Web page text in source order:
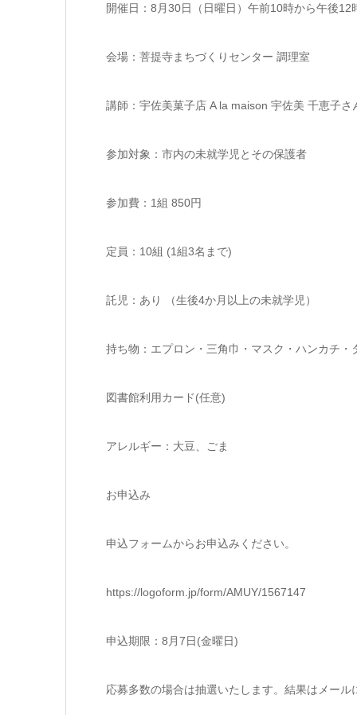
開催日：8月30日（日曜日）午前10時から午後12
会場：菩提寺まちづくりセンター 調理室
講師：宇佐美菓子店 A la maison 宇佐美 千恵子さ
参加対象：市内の未就学児とその保護者
参加費：1組 850円
定員：10組 (1組3名まで)
託児：あり （生後4か月以上の未就学児）
持ち物：エプロン・三角巾・マスク・ハンカチ・
図書館利用カード(任意)
アレルギー：大豆、ごま
お申込み
申込フォームからお申込みください。
https://logoform.jp/form/AMUY/1567147
申込期限：8月7日(金曜日)
応募多数の場合は抽選いたします。結果はメール